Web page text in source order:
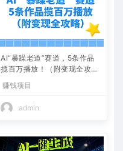
AI“暴躁老道”赛道，5条作品
揽百万播放！（附变现全攻
略）
赚钱项目
admin